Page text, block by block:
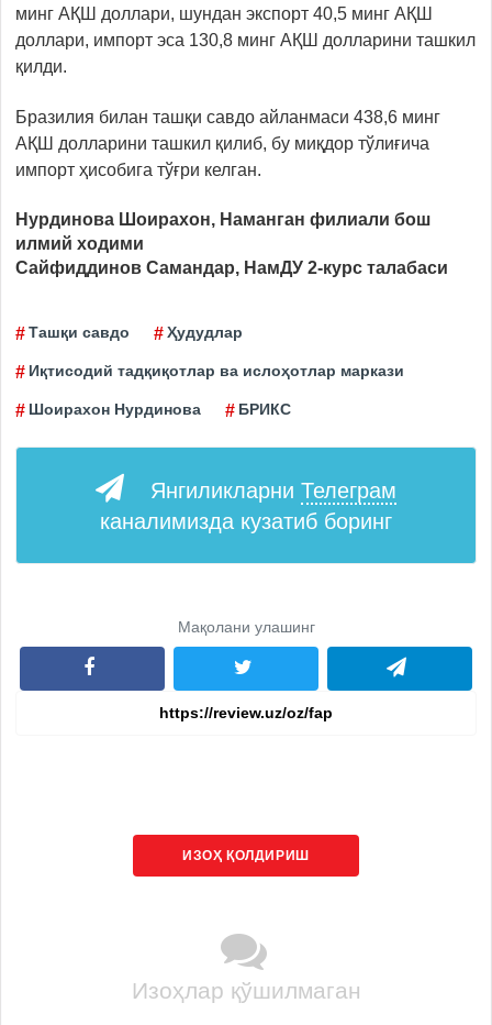
минг АҚШ доллари, шундан экспорт 40,5 минг АҚШ
доллари, импорт эса 130,8 минг АҚШ долларини ташкил
қилди.
Бразилия билан ташқи савдо айланмаси 438,6 минг
АҚШ долларини ташкил қилиб, бу миқдор тўлиғича
импорт ҳисобига тўғри келган.
Нурдинова Шоирахон, Наманган филиали бош
илмий ходими
Сайфиддинов Самандар, НамДУ 2-курс талабаси
Ташқи савдо Ҳудудлар
Иқтисодий тадқиқотлар ва ислоҳотлар маркази
Шоирахон Нурдинова БРИКС
Янгиликларни Телеграм
каналимизда кузатиб боринг
Мақолани улашинг
ИЗОҲ ҚОЛДИРИШ
Изоҳлар қўшилмаган